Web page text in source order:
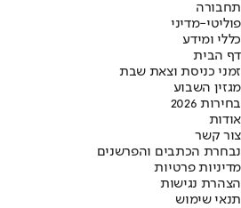
תחבורה
פוליטי-מדיני
כללי ומידע
דף הבית
זמני כניסת וצאת שבת
מגזין השבוע
בחירות 2026
אודות
צור קשר
נבחרת הכתבים והפרשנים
מדיניות פרטיות
הצהרת נגישות
תנאי שימוש